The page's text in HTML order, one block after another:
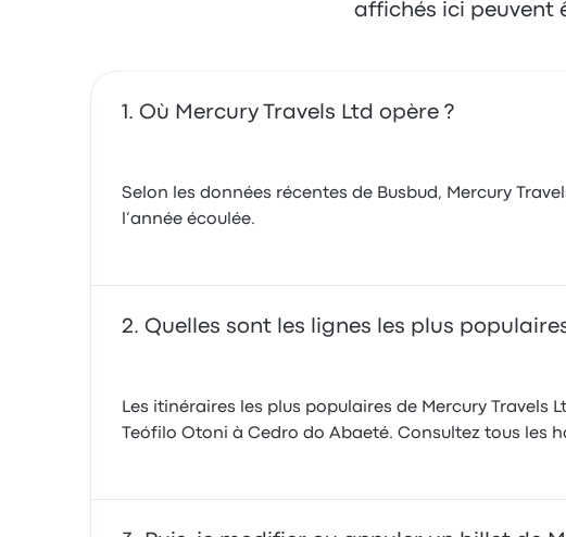
affichés ici peuvent
Où Mercury Travels Ltd opère ?
Selon les données récentes de Busbud, Mercury
l’année écoulée.
Quelles sont les lignes les plus
Les itinéraires les plus populaires de Mercury Travels
Teófilo Otoni à Cedro do Abaeté. Consultez tous les